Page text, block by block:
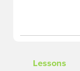
Lessons